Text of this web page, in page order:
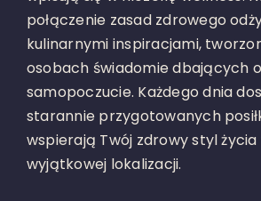
połączenie zasad zdrowego
kulinarnymi inspiracjami,
osobach świadomie dbających
samopoczucie. Każdego dnia
starannie przygotowanych
wspierają Twój zdrowy styl
wyjątkowej lokalizacji.